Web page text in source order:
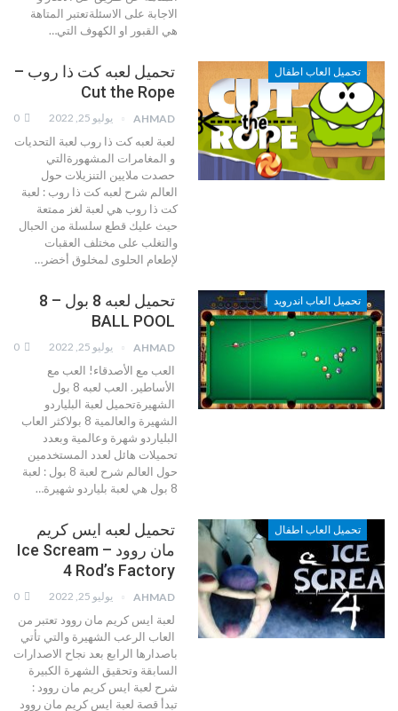
الاجابة على الاسئلةتعتبر المتاهة
هي القبور او الكهوف التي…
تحميل العاب اطفال
تحميل لعبه كت ذا روب –
Cut the Rope
AHMAD يوليو 25, 2022
لعبة لعبه كت ذا روب لعبة التحديات
و المغامرات المشهورةالتي
حصدت ملايين التنزيلات حول
العالم شرح لعبه كت ذا روب : لعبة
كت ذا روب هي لعبة لغز ممتعة
حيث عليك قطع سلسلة من الحبال
والتغلب على مختلف العقبات
لإطعام الحلوى لمخلوق أخضر …
تحميل العاب اندرويد
تحميل لعبه 8 بول – 8
BALL POOL
AHMAD يوليو 25, 2022
العب مع الأصدقاء! العب مع
الأساطير. العب لعبه 8 بول
الشهيرةتحميل لعبة البلياردو
الشهيرة والعالمية 8 بولاكثر العاب
البلياردو شهرة وعالمية وبعدد
تحميلات هائل لعدد المستخدمين
حول العالم شرح لعبة 8 بول :
لعبة
8 بول هي لعبة بلياردو شهيرة
…
تحميل العاب اطفال
تحميل لعبه ايس كريم
مان روود – Ice Scream
4 Rod’s Factory
AHMAD يوليو 25, 2022
لعبة ايس كريم مان روود تعتبر من
العاب الرعب الشهيرة والتي تأتي
باصدارها الرابع بعد نجاح الاصدارات
السابقة وتحقيق الشهرة الكبيرة
شرح لعبة ايس كريم مان روود :
تبدأ قصة لعبة ايس كريم مان روود